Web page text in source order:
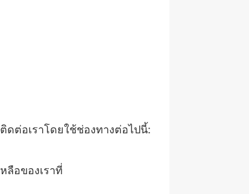
ต่อเราโดยใช้ช่องทางต่อไปนี้:
ลือของเราที่